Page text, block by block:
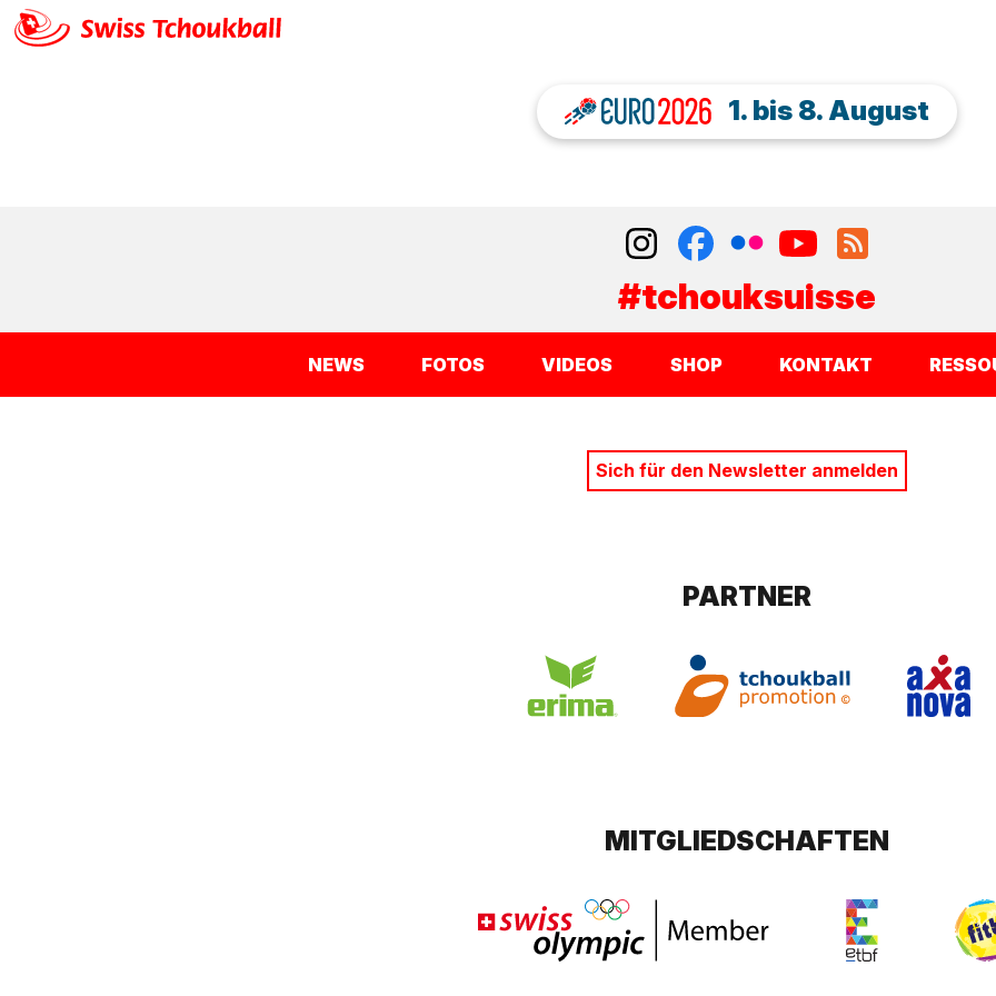
1. bis 8. August
#tchouksuisse
NEWS FOTOS VIDEOS SHOP KONTAKT
Sich für den Newsletter anmelden
PARTNER
MITGLIEDSCHAFTEN